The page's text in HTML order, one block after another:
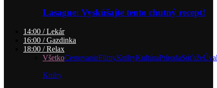
Lasagne: Vyskúšajte tento chutný recept!
14:00 / Lekár
16:00 / Gazdinka
18:00 / Relax
VšetkoCestovanieFilmyKnihyKultúraPrírodaSúťaže
Knihy